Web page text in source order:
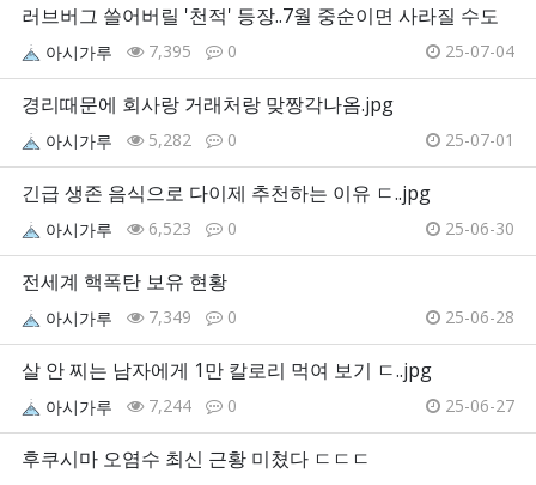
러브버그 쓸어버릴 '천적' 등장..7월 중순이면 사라질 수도
아시가루 7,395 0 25-07-04
경리때문에 회사랑 거래처랑 맞짱각나옴.jpg
아시가루 5,282 0 25-07-01
긴급 생존 음식으로 다이제 추천하는 이유 ㄷ..jpg
아시가루 6,523 0 25-06-30
전세계 핵폭탄 보유 현황
아시가루 7,349 0 25-06-28
살 안 찌는 남자에게 1만 칼로리 먹여 보기 ㄷ..jpg
아시가루 7,244 0 25-06-27
후쿠시마 오염수 최신 근황 미쳤다 ㄷㄷㄷ